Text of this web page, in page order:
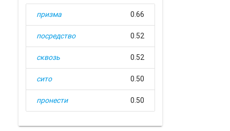
призма 0.66
посредство 0.52
сквозь 0.52
сито 0.50
пронести 0.50